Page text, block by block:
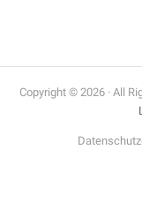
Copyright © 2026 · All